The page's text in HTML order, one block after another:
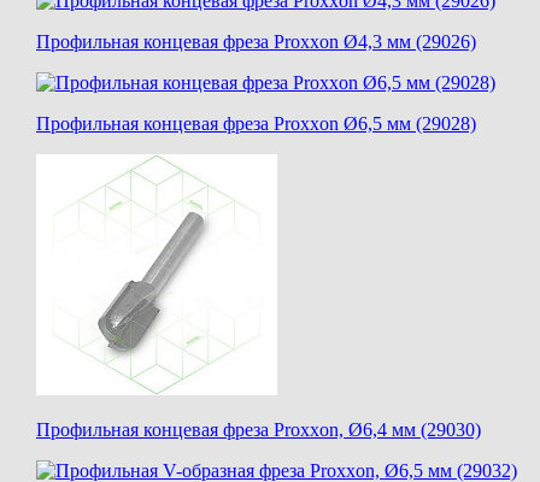
Профильная концевая фреза Proxxon Ø4,3 мм (29026)
Профильная концевая фреза Proxxon Ø6,5 мм (29028)
Профильная концевая фреза Proxxon, Ø6,4 мм (29030)